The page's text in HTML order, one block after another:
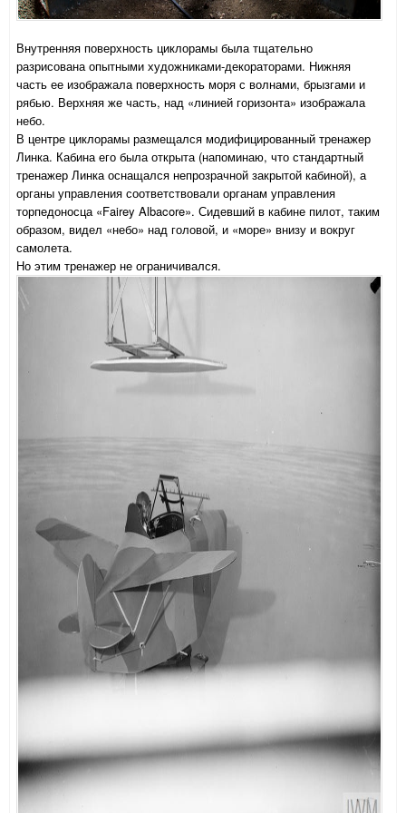
Внутренняя поверхность циклорамы была тщательно
разрисована опытными художниками-декораторами. Нижняя
часть ее изображала поверхность моря с волнами, брызгами и
рябью. Верхняя же часть, над «линией горизонта» изображала
небо.
В центре циклорамы размещался модифицированный тренажер
Линка. Кабина его была открыта (напоминаю, что стандартный
тренажер Линка оснащался непрозрачной закрытой кабиной), а
органы управления соответствовали органам управления
торпедоносца «Fairey Albacore». Сидевший в кабине пилот, таким
образом, видел «небо» над головой, и «море» внизу и вокруг
самолета.
Но этим тренажер не ограничивался.